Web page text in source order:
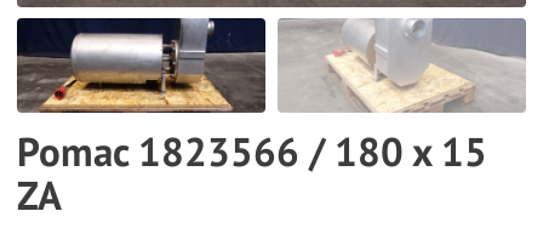
Touch
can
use
Pomac 1823566 / 180 x 15
ZA